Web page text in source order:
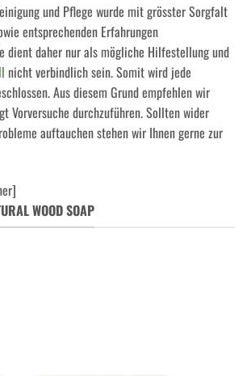
und Pflege wurde mit grösster Sorgfalt
entsprechenden Erfahrungen
dient daher nur als mögliche Hilfestellung und
nicht verbindlich sein. Somit wird jede
Aus diesem Grund empfehlen wir
Vorversuche durchzuführen. Sollten wider
auftauchen stehen wir Ihnen gerne zur
WOOD SOAP